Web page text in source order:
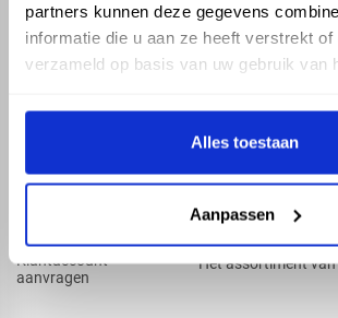
partners kunnen deze gegevens
informatie die u aan ze heeft verstrekt of
verzameld op basis van uw gebruik van
Alles toestaan
Aanpassen
ASSORTIMENT
Hemelwaterafvoer
Drukleiding
Beregening
Dak en gevel
KENNIS EN
Klantenservice
Kennisbank
Klantaccount
aanvragen
Het assortiment